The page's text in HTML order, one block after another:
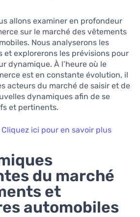
allons examiner en profondeur
sur le marché des vêtements
Nous analyserons les
et explorerons les prévisions pour
dynamique. À l’heure où le
est en constante évolution, il
acteurs du marché de saisir et de
dynamiques afin de se
et pertinents.
Cliquez ici pour en savoir plus
du marché
et
automobiles